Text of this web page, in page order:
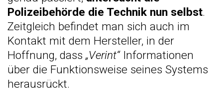
Polizeibehörde die Technik nun selbst.
Zeitgleich befindet man sich auch im
Kontakt mit dem Hersteller, in der
Hoffnung, dass „Verint“Informationen
über die Funktionsweise seines Systems
herausrückt.